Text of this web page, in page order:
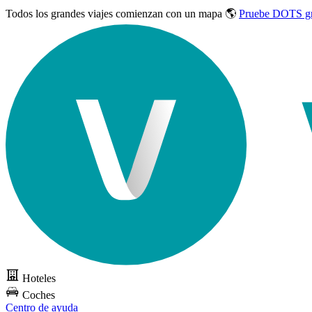
Todos los grandes viajes comienzan con un mapa 🌎 Pruebe DOTS
Hoteles
Coches
Centro de ayuda